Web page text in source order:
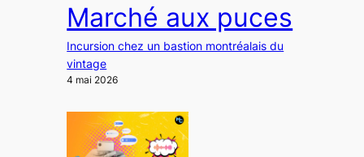
Marché aux puces
Incursion chez un bastion montréalais du
vintage
4 mai 2026